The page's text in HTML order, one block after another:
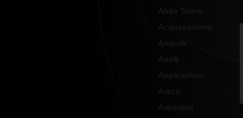
Abito Talare
Acquasantiere
Ampolle
Anelli
Applicazioni
Arazzi
Aspersori